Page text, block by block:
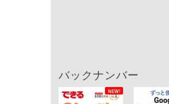
バックナンバー
NEW!